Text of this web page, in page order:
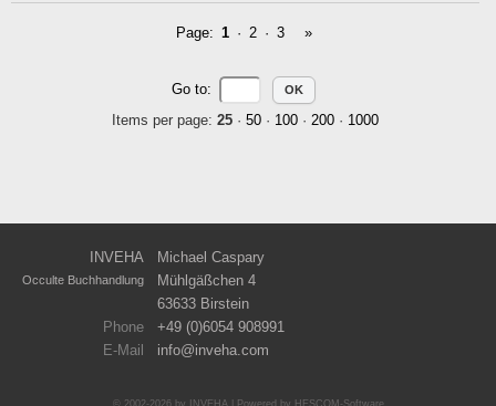
Page: 1 · 2 · 3 »
Go to:
Items per page: 25 · 50 · 100 · 200 · 1000
INVEHA Michael Caspary
Occulte Buchhandlung
Mühlgäßchen 4
63633 Birstein
Phone
+49 (0)6054 908991
E-Mail
info inveha.com
© 2002-2026 by INVEHA | Powered by HESCOM-Software